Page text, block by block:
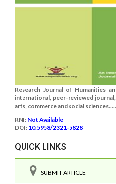
Research Journal of Humanities
international, peer-reviewed
arts, commerce and social
RNI: Not Available
DOI: 10.5958/2321-5828
QUICK LINKS
SUBMIT ARTICLE